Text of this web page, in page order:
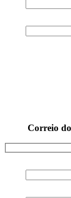
Correio